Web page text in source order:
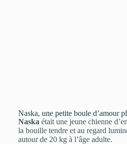
Naska, une petite boule d’amour
Naska était une jeune chienne
la bouille tendre et au regard
autour de 20 kg à l’âge adulte.